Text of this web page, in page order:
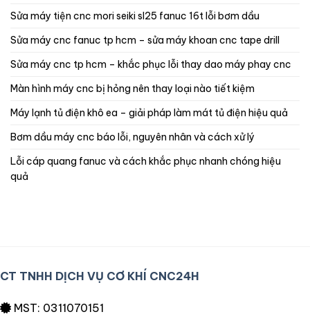
sửa máy tiện cnc mori seiki sl25 fanuc 16t lỗi bơm dầu
sửa máy cnc fanuc tp hcm – sửa máy khoan cnc tape drill
sửa máy cnc tp hcm – khắc phục lỗi thay dao máy phay cnc
màn hình máy cnc bị hỏng nên thay loại nào tiết kiệm
máy lạnh tủ điện khô ea – giải pháp làm mát tủ điện hiệu quả
bơm dầu máy cnc báo lỗi, nguyên nhân và cách xử lý
lỗi cáp quang fanuc và cách khắc phục nhanh chóng hiệu
quả
CT TNHH DỊCH VỤ CƠ KHÍ CNC24H
MST: 0311070151